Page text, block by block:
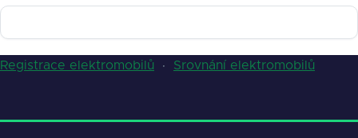
Registrace elektromobilů · Srovnání elektromobilů